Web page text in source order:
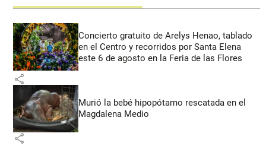
Concierto gratuito de Arelys Henao, tablado
en el Centro y recorridos por Santa Elena
este 6 de agosto en la Feria de las Flores
share
Murió la bebé hipopótamo rescatada en el
Magdalena Medio
share